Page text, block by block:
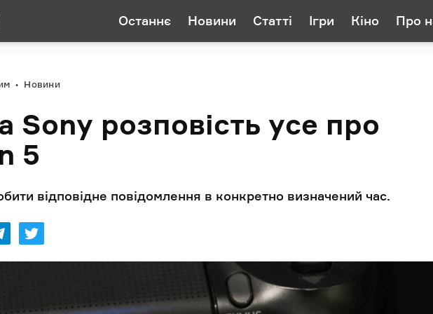
Останнє Новини Статті Ігри Кіно Про
Новини
Sony розповість усе про
5
відповідне повідомлення в конкретно визначений час.